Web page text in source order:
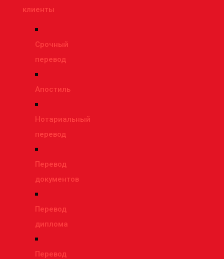
клиенты
Срочный
перевод
Апостиль
Нотариальный
перевод
Перевод
документов
Перевод
диплома
Перевод